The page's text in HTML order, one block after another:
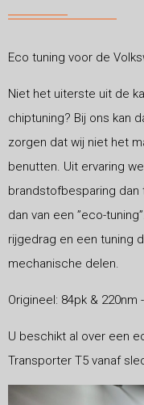
Eco tuning voor de
Niet het uiterste uit de
chiptuning? Bij ons kan
zorgen dat wij niet het
benutten. Uit ervaring
brandstofbesparing
dan van een ”eco-
rijgedrag en een tuning
mechanische delen.
Origineel: 84pk & 220nm
U beschikt al over een
Transporter T5 vanaf